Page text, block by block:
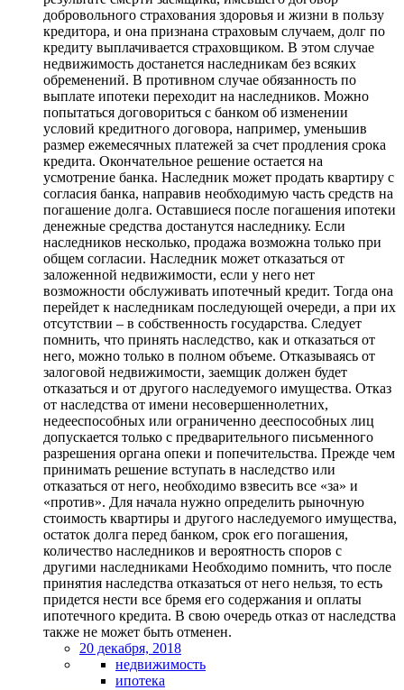
добровольного страхования здоровья и жизни в пользу
кредитора, и она признана страховым случаем, долг по
кредиту выплачивается страховщиком. В этом случае
недвижимость достанется наследникам без всяких
обременений. В противном случае обязанность по
выплате ипотеки переходит на наследников. Можно
попытаться договориться с банком об изменении
условий кредитного договора, например, уменьшив
размер ежемесячных платежей за счет продления срока
кредита. Окончательное решение остается на
усмотрение банка. Наследник может продать квартиру с
согласия банка, направив необходимую часть средств на
погашение долга. Оставшиеся после погашения ипотеки
денежные средства достанутся наследнику. Если
наследников несколько, продажа возможна только при
общем согласии. Наследник может отказаться от
заложенной недвижимости, если у него нет
возможности обслуживать ипотечный кредит. Тогда она
перейдет к наследникам последующей очереди, а при их
отсутствии – в собственность государства. Следует
помнить, что принять наследство, как и отказаться от
него, можно только в полном объеме. Отказываясь от
залоговой недвижимости, заемщик должен будет
отказаться и от другого наследуемого имущества. Отказ
от наследства от имени несовершеннолетних,
недееспособных или ограниченно дееспособных лиц
допускается только с предварительного письменного
разрешения органа опеки и попечительства. Прежде чем
принимать решение вступать в наследство или
отказаться от него, необходимо взвесить все «за» и
«против». Для начала нужно определить рыночную
стоимость квартиры и другого наследуемого имущества,
остаток долга перед банком, срок его погашения,
количество наследников и вероятность споров с
другими наследниками Необходимо помнить, что после
принятия наследства отказаться от него нельзя, то есть
придется нести все бремя его содержания и оплаты
ипотечного кредита. В свою очередь отказ от наследства
также не может быть отменен.
20 декабря, 2018
недвижимость
ипотека